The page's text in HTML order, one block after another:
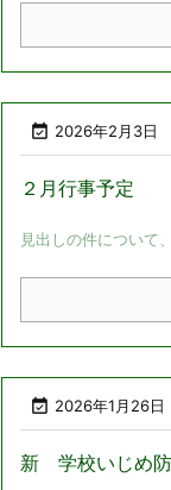
 2026年2月3日
２月行事予定
見出しの件について
 2026年1月26日
新 学校いじめ